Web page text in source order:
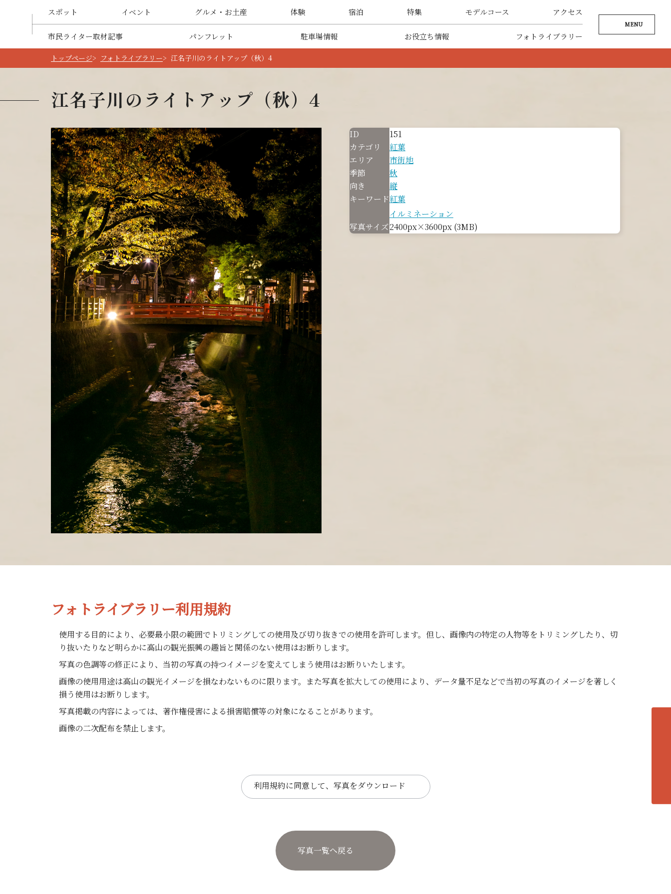
スポット イベント グルメ・お土産 体験 宿泊 特集 モデルコース アクセス
市民ライター取材記事 パンフレット 駐車場情報 お役立ち情報 フォトライブラリー
MENU
トップページ フォトライブラリー 江名子川のライトアップ（秋）4
江名子川のライトアップ（秋）4
ID
151
カテゴリ
紅葉
エリア
市街地
季節
秋
向き
縦
キーワード紅葉
イルミネーション
写真サイズ2400px×3600px (3MB)
フォトライブラリー利用規約
使用する目的により、必要最小限の範囲でトリミングしての使用及び切り抜きでの使用を許可します。但し、画像内の特定の人物等をトリミングしたり、切
り抜いたりなど明らかに高山の観光振興の趣旨と関係のない使用はお断りします。
写真の色調等の修正により、当初の写真の持つイメージを変えてしまう使用はお断りいたします。
画像の使用用途は高山の観光イメージを損なわないものに限ります。また写真を拡大しての使用により、データ量不足などで当初の写真のイメージを著しく
損う使用はお断りします。
写真掲載の内容によっては、著作権侵害による損害賠償等の対象になることがあります。
画像の二次配布を禁止します。
利用規約に同意して、写真をダウンロード
写真一覧へ戻る